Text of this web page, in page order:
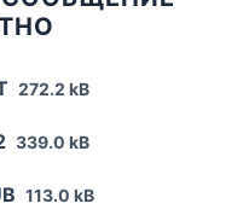
272.2 kB
339.0 kB
113.0 kB